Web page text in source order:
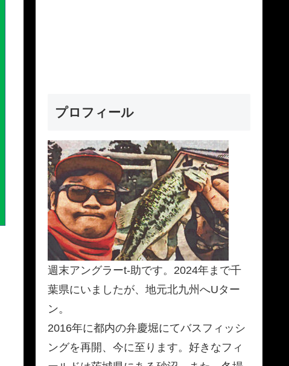
プロフィール
週末アングラーt-助です。2024年まで千
葉県にいましたが、地元北九州へUター
ン。
2016年に都内の弁慶堀にてバスフィッシ
ングを再開、今に至ります。好きなフィ